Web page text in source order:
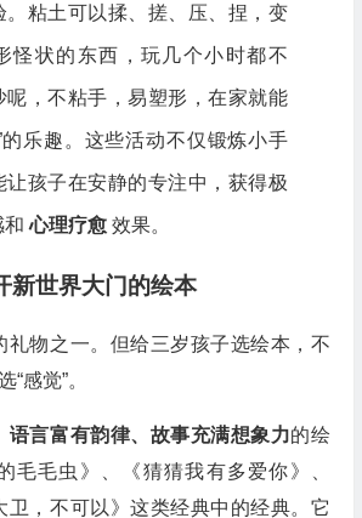
。粘土可以揉、搓、压、捏，变
怪状的东西，玩几个小时都不
呢，不粘手，易塑形，在家就能
的乐趣。这些活动不仅锻炼小手
让孩子在安静的专注中，获得极
和心理疗愈 效果。
新世界大门的绘本
礼物之一。但给三岁孩子选绘本，不
“感觉”。
语言富有韵律、故事充满想象力的绘
毛毛虫》、《猜猜我有多爱你》、
卫，不可以》这类经典中的经典。它